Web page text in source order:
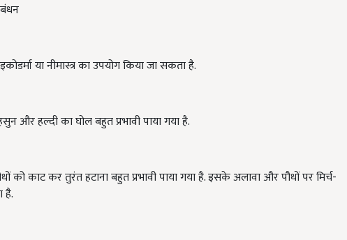
या नीमास्त्र का उपयोग किया जा सकता है.
और हल्दी का घोल बहुत प्रभावी पाया गया है.
को काट कर तुरंत हटाना बहुत प्रभावी पाया गया है. इसके अलावा और पौधों पर मिर्च-
है.